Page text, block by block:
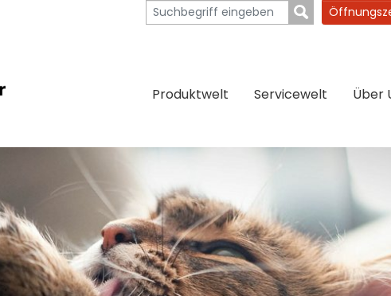
Produktwelt Servicewelt Über